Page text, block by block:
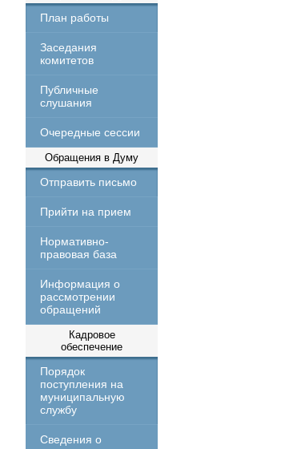
План работы
Заседания
комитетов
Публичные
слушания
Очередные сессии
Обращения в Думу
Отправить письмо
Прийти на прием
Нормативно-
правовая база
Информация о
рассмотрении
обращений
Кадровое
обеспечение
Порядок
поступления на
муниципальную
службу
Сведения о